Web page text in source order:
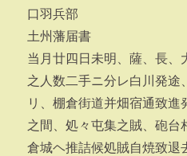
口羽兵部
土州藩届書
当月廿四日未明、薩、長、
之人数二手ニ分レ白川発途
リ、棚倉街道并畑宿通致
之間、処々屯集之賊、砲台
倉城ヘ推詰候処賊自焼致退